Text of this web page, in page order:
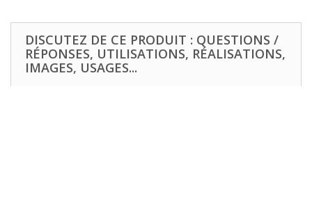
DISCUTEZ DE CE PRODUIT : QUESTIONS /
RÉPONSES, UTILISATIONS, RÉALISATIONS,
IMAGES, USAGES...